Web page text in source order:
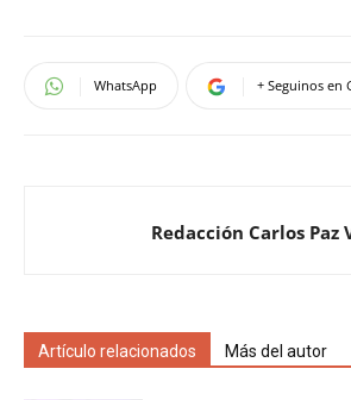
WhatsApp + Seguinos en
Redacción Carlos Paz
Artículo relacionados Más del autor